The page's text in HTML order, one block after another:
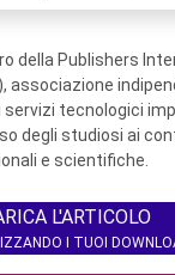
della Publishers
associazione
tecnologici
degli studiosi ai
e scientifiche.
L'ARTICOLO
I TUOI